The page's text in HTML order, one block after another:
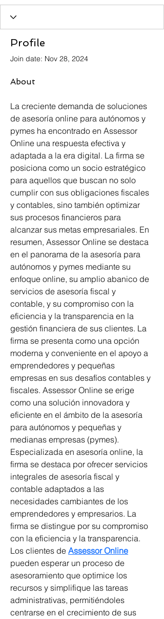
Profile
Join date: Nov 28, 2024
About
La creciente demanda de soluciones
de asesoría online para autónomos y
pymes ha encontrado en Assessor
Online una respuesta efectiva y
adaptada a la era digital. La firma se
posiciona como un socio estratégico
para aquellos que buscan no solo
cumplir con sus obligaciones fiscales
y contables, sino también optimizar
sus procesos financieros para
alcanzar sus metas empresariales. En
resumen, Assessor Online se destaca
en el panorama de la asesoría para
autónomos y pymes mediante su
enfoque online, su amplio abanico de
servicios de asesoría fiscal y
contable, y su compromiso con la
eficiencia y la transparencia en la
gestión financiera de sus clientes. La
firma se presenta como una opción
moderna y conveniente en el apoyo a
emprendedores y pequeñas
empresas en sus desafíos contables y
fiscales. Assessor Online se erige
como una solución innovadora y
eficiente en el ámbito de la asesoría
para autónomos y pequeñas y
medianas empresas (pymes).
Especializada en asesoría online, la
firma se destaca por ofrecer servicios
integrales de asesoría fiscal y
contable adaptados a las
necesidades cambiantes de los
emprendedores y empresarios. La
firma se distingue por su compromiso
con la eficiencia y la transparencia.
Los clientes de Assessor Online
pueden esperar un proceso de
asesoramiento que optimice los
recursos y simplifique las tareas
administrativas, permitiéndoles
centrarse en el crecimiento de sus